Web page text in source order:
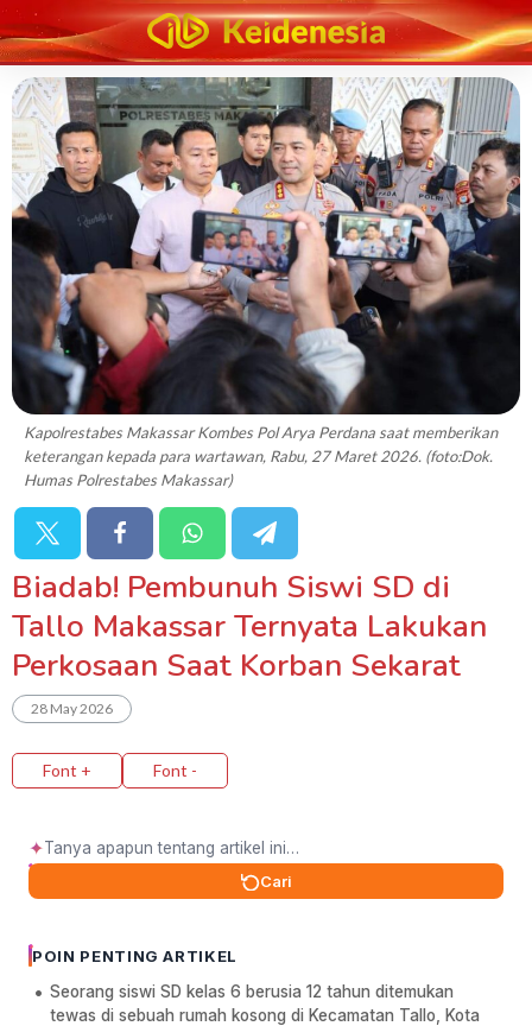
Kapolrestabes Makassar Kombes Pol Arya Perdana saat memberikan
keterangan kepada para wartawan, Rabu, 27 Maret 2026. (foto:Dok.
Humas Polrestabes Makassar)
Biadab! Pembunuh Siswi SD di
Tallo Makassar Ternyata Lakukan
Perkosaan Saat Korban Sekarat
28 May 2026
Font + Font -
✦
Cari
POIN PENTING ARTIKEL
Seorang siswi SD kelas 6 berusia 12 tahun ditemukan
tewas di sebuah rumah kosong di Kecamatan Tallo, Kota